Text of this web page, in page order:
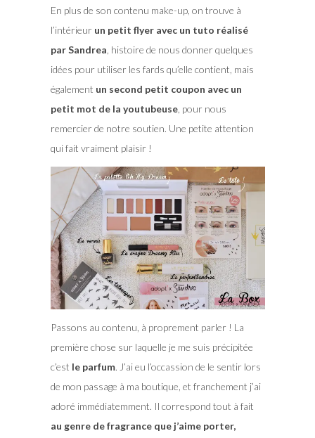
En plus de son contenu make-up, on trouve à
l’intérieur un petit flyer avec un tuto réalisé
par Sandrea , histoire de nous donner quelques
idées pour utiliser les fards qu’elle contient, mais
également un second petit coupon avec un
petit mot de la youtubeuse, pour nous
remercier de notre soutien. Une petite attention
qui fait vraiment plaisir !
Passons au contenu, à proprement parler ! La
première chose sur laquelle je me suis précipitée
c’est le parfum. J’ai eu l’occassion de le sentir lors
de mon passage à ma boutique, et franchement j’ai
adoré immédiatemment. Il correspond tout à fait
au genre de fragrance que j’aime porter,